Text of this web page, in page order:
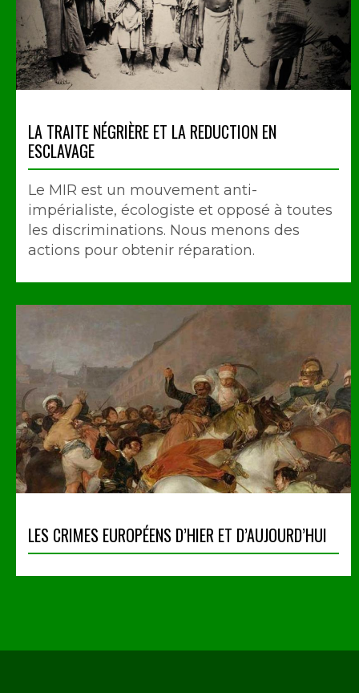
LA TRAITE NÉGRIÈRE ET LA REDUCTION EN
ESCLAVAGE
Le MIR est un mouvement anti-
impérialiste, écologiste et opposé à toutes
les discriminations. Nous menons des
actions pour obtenir réparation.
LES CRIMES EUROPÉENS D’HIER ET D’AUJOURD’HUI